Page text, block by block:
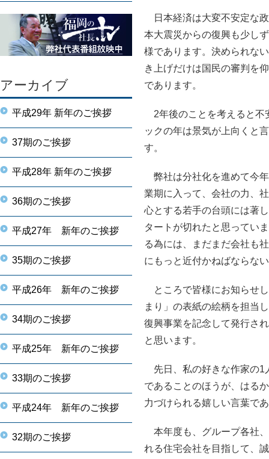
日本経済は大変不安定な
本大震災からの復興も少し
様であります。決められな
き上げだけは国民の審判を
であります。
2年後のことを考えると不
ックの年は景気が上向くと
す。
弊社は分社化を進めて今
業期に入って、会社の力、
心とする若手の台頭には著
タートが切れたと思ってい
る為には、まだまだ会社も
にもっと近付かねばならな
ところで皆様にお知らせ
まり」の表紙の絵柄を担当
復興事業を記念して発行さ
と思います。
先日、私の好きな作家の1
であることのほうが、はる
力づけられる嬉しい言葉で
本年度も、グループ各社
れる住宅会社を目指して、
アーカイブ
平成29年 新年のご挨拶
37期のご挨拶
平成28年 新年のご挨拶
36期のご挨拶
平成27年 新年のご挨拶
35期のご挨拶
平成26年 新年のご挨拶
34期のご挨拶
平成25年 新年のご挨拶
33期のご挨拶
平成24年 新年のご挨拶
32期のご挨拶